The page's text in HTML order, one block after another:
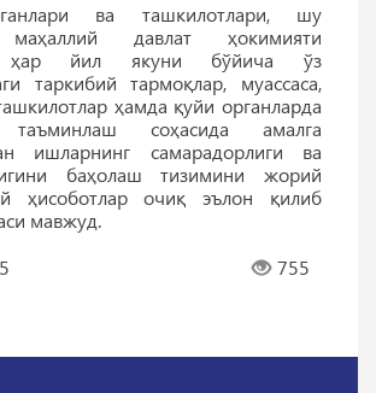
ва ташкилотлари, шу
давлат ҳокимияти
ҳар йил якуни бўйича ўз
таркибий тармоқлар, муассаса,
ҳамда қуйи органларда
таъминлаш соҳасида амалга
ишларнинг самарадорлиги ва
баҳолаш тизимини жорий
ҳисоботлар очиқ эълон қилиб
мавжуд.
755